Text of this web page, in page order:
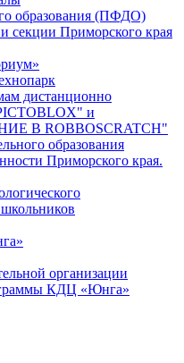
образования (ПФДО)
секции Приморского края
дистанционно
и
В ROBBOSCRATCH"
образования
Приморского края.
организации
КДЦ «Юнга»